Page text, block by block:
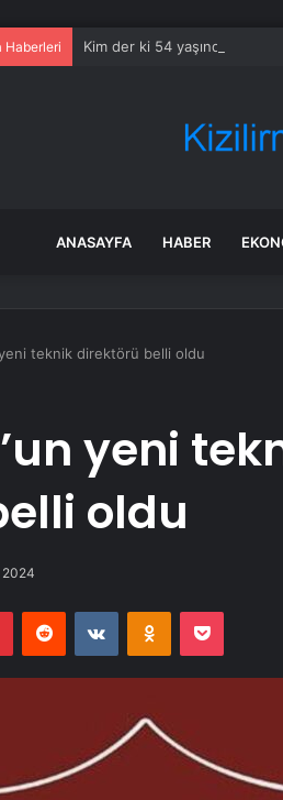
Haberleri Kim der ki 54 yaşında!
ANASAYFA HABER
teknik direktörü belli oldu
yeni
oldu
2024
PinterestReddit VKontakteOdnoklassniki
Pocket